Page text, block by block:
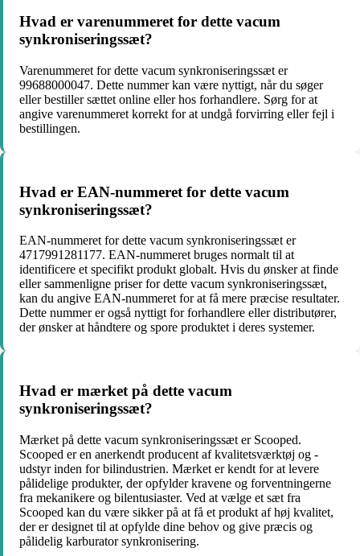
Hvad er varenummeret for dette vacum
synkroniseringssæt?
Varenummeret for dette vacum synkroniseringssæt er
99688000047. Dette nummer kan være nyttigt, når du søger
eller bestiller sættet online eller hos forhandlere. Sørg for at
angive varenummeret korrekt for at undgå forvirring eller fejl i
bestillingen.
Hvad er EAN-nummeret for dette vacum
synkroniseringssæt?
EAN-nummeret for dette vacum synkroniseringssæt er
4717991281177. EAN-nummeret bruges normalt til at
identificere et specifikt produkt globalt. Hvis du ønsker at finde
eller sammenligne priser for dette vacum synkroniseringssæt,
kan du angive EAN-nummeret for at få mere præcise resultater.
Dette nummer er også nyttigt for forhandlere eller distributører,
der ønsker at håndtere og spore produktet i deres systemer.
Hvad er mærket på dette vacum
synkroniseringssæt?
Mærket på dette vacum synkroniseringssæt er Scooped.
Scooped er en anerkendt producent af kvalitetsværktøj og -
udstyr inden for bilindustrien. Mærket er kendt for at levere
pålidelige produkter, der opfylder kravene og forventningerne
fra mekanikere og bilentusiaster. Ved at vælge et sæt fra
Scooped kan du være sikker på at få et produkt af høj kvalitet,
der er designet til at opfylde dine behov og give præcis og
pålidelig karburator synkronisering.